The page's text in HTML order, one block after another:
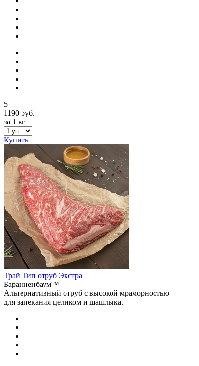
5
1190 руб.
за 1 кг
Купить
Трай Тип отруб Экстра
Бараниенбаум™
Альтернативный отруб с высокой мраморностью
для запекания целиком и шашлыка.